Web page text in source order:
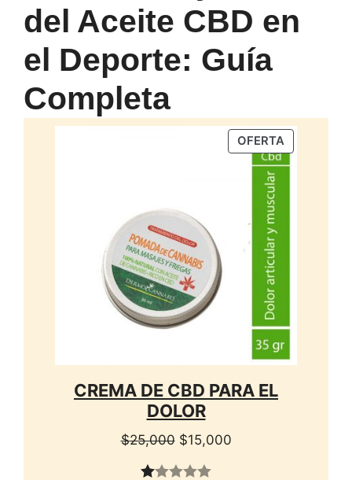
del Aceite CBD en
el Deporte: Guía
Completa
OFERTAPRODUCTO
EN
CREMA DE CBD PARA EL
DOLOR
$25,000 El
$15,000El